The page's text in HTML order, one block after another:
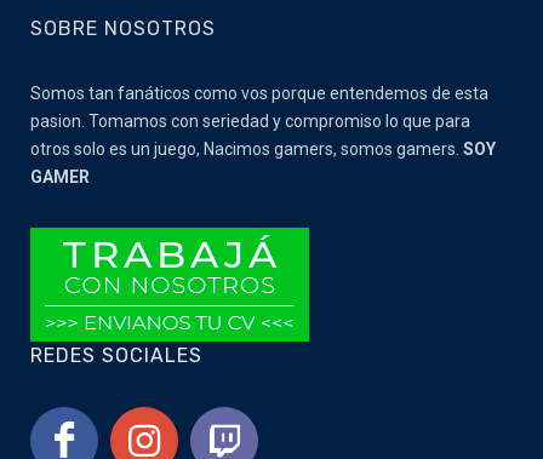
SOBRE NOSOTROS
Somos tan fanáticos como vos porque entendemos de esta
pasion. Tomamos con seriedad y compromiso lo que para
otros solo es un juego, Nacimos gamers, somos gamers. SOY
GAMER
REDES SOCIALES